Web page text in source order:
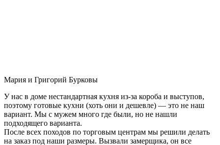
Мария и Григорий Бурковы
У нас в доме нестандартная кухня из-за короба и выступов,
поэтому готовые кухни (хоть они и дешевле) — это не наш
вариант. Мы с мужем много где были, но не нашли
подходящего варианта.
После всех походов по торговым центрам мы решили делать
на заказ под наши размеры. Вызвали замерщика, он все